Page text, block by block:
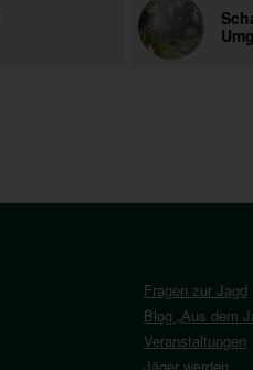
Fragen zur Jagd
Blog „Aus dem
Veranstaltungen